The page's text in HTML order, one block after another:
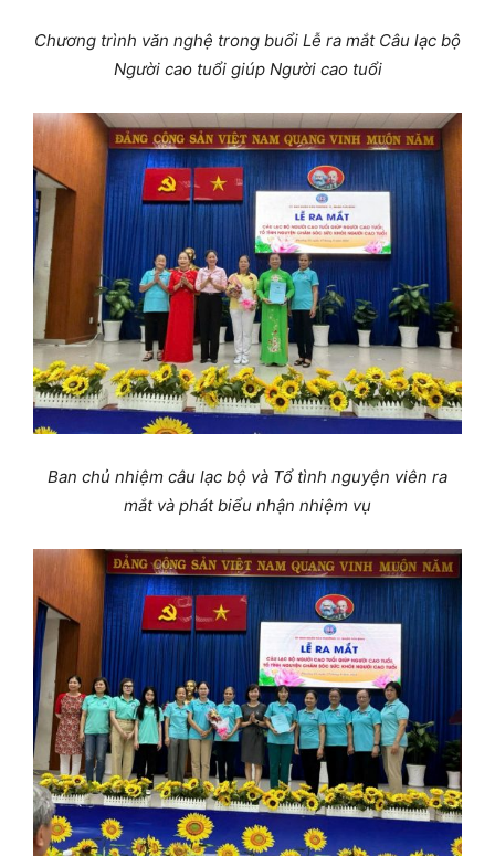
Chương trình văn nghệ trong buổi Lễ ra mắt Câu lạc bộ
Người cao tuổi giúp Người cao tuổi
Ban chủ nhiệm câu lạc bộ và Tổ tình nguyện viên ra
mắt và phát biểu nhận nhiệm vụ